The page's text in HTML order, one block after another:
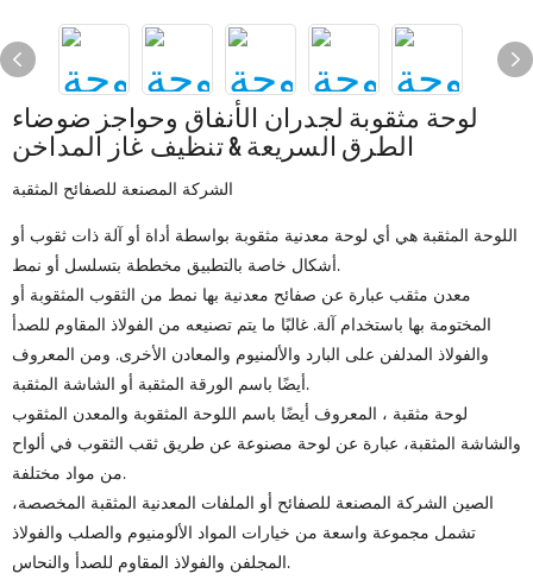
لوحة مثقوبة لجدران الأنفاق وحواجز ضوضاء
الطرق السريعة & تنظيف غاز المداخن
الشركة المصنعة للصفائح المثقبة
اللوحة المثقبة هي أي لوحة معدنية مثقوبة بواسطة أداة أو آلة ذات ثقوب أو
أشكال خاصة بالتطبيق مخططة بتسلسل أو نمط.
معدن مثقب عبارة عن صفائح معدنية بها نمط من الثقوب المثقوبة أو
المختومة بها باستخدام آلة. غالبًا ما يتم تصنيعه من الفولاذ المقاوم للصدأ
والفولاذ المدلفن على البارد والألمنيوم والمعادن الأخرى. ومن المعروف
أيضًا باسم الورقة المثقبة أو الشاشة المثقبة.
لوحة مثقبة ، المعروف أيضًا باسم اللوحة المثقوبة والمعدن المثقوب
والشاشة المثقبة، عبارة عن لوحة مصنوعة عن طريق ثقب الثقوب في ألواح
من مواد مختلفة.
الصين الشركة المصنعة للصفائح أو الملفات المعدنية المثقبة المخصصة،
تشمل مجموعة واسعة من خيارات المواد الألومنيوم والصلب والفولاذ
المجلفن والفولاذ المقاوم للصدأ والنحاس.